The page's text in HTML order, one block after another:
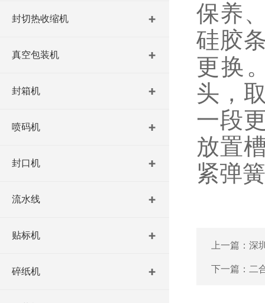
封切热收缩机
真空包装机
封箱机
喷码机
封口机
流水线
贴标机
碎纸机
保养
硅胶
更换
头，
一段
放置
紧弹
上一篇： 深
下一篇： 二